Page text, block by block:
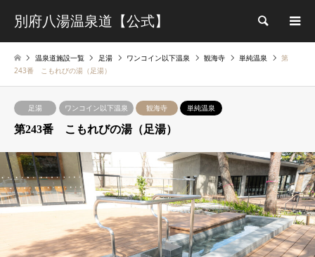
別府八湯温泉道【公式】 検索
温泉道施設一覧 足湯 ワンコイン以下温泉 観海寺 単純温泉
第
243番 こもれびの湯（足湯）
足湯 ワンコイン以下温泉 観海寺 単純温泉
第243番 こもれびの湯（足湯）